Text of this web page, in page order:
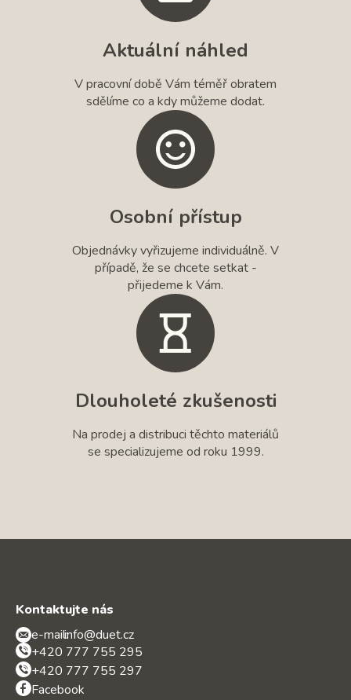
Aktuální náhled
V pracovní době Vám téměř obratem
sdělíme co a kdy můžeme dodat.
Osobní přístup
Objednávky vyřizujeme individuálně. V
případě, že se chcete setkat -
přijedeme k Vám.
Dlouholeté zkušenosti
Na prodej a distribuci těchto materiálů
se specializujeme od roku 1999.
Kontaktujte nás
e-mail:info@duet.cz
+420 777 755 295
+420 777 755 297
Facebook